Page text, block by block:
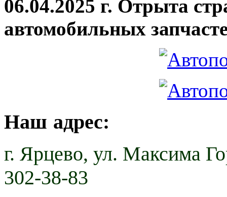
06.04.2025 г. Отрыта
автомобильных
Наш адрес:
г. Ярцево, ул. Максима
302-38-83